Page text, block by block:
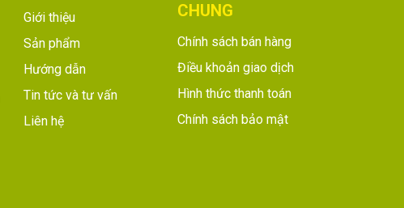
Giới thiệu
Sản phẩm
Hướng dẫn
Tin tức và tư vấn
Liên hệ
CHUNG
Chính sách bán hàng
Điều khoản giao dịch
Hình thức thanh toán
Chính sách bảo mật